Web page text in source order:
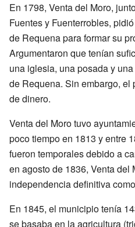
En 1798, Venta del Moro,
Fuentes y Fuenterrobles,
de Requena para formar su
Argumentaron que tenían
una iglesia, una posada y
de Requena. Sin embargo, el
de dinero.
Venta del Moro tuvo
poco tiempo en 1813 y entre
fueron temporales debido a
en agosto de 1836, Venta del
independencia definitiva
En 1845, el municipio tenía
se basaba en la agricultura